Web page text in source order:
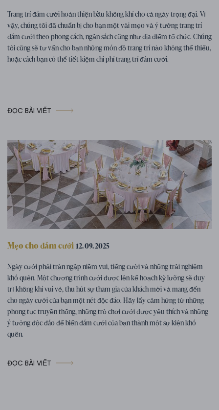
Mẹo cho đám cưới 07. 01. 2026
Mẹo, ý tưởng và cảm hứng trang trí
đám cưới
Trang trí đám cưới hoàn thiện bầu không khí cho cả ngày trọng đại. Vì
vậy, chúng tôi đã chuẩn bị cho bạn một vài mẹo và ý tưởng trang trí
đám cưới theo phong cách, ngân sách cũng như địa điểm tổ chức. Chúng
tôi cũng sẽ tư vấn cho bạn những món đồ trang trí nào không thể thiếu,
hoặc cách bạn có thể tiết kiệm chi phí trang trí đám cưới.
ĐỌC BÀI VIẾT
Mẹo cho đám cưới 12. 09. 2025
Chương trình đám cưới – gợi ý cho các
hoạt động đám cưới thú vị
Ngày cưới phải tràn ngập niềm vui, tiếng cười và những trải nghiệm
khó quên. Một chương trình cưới được lên kế hoạch kỹ lưỡng sẽ duy
trì không khí vui vẻ, thu hút sự tham gia của khách mời và mang đến
cho ngày cưới của bạn một nét độc đáo. Hãy lấy cảm hứng từ những
phong tục truyền thống, những trò chơi cưới được yêu thích và những
ý tưởng độc đáo để biến đám cưới của bạn thành một sự kiện khó
quên.
ĐỌC BÀI VIẾT